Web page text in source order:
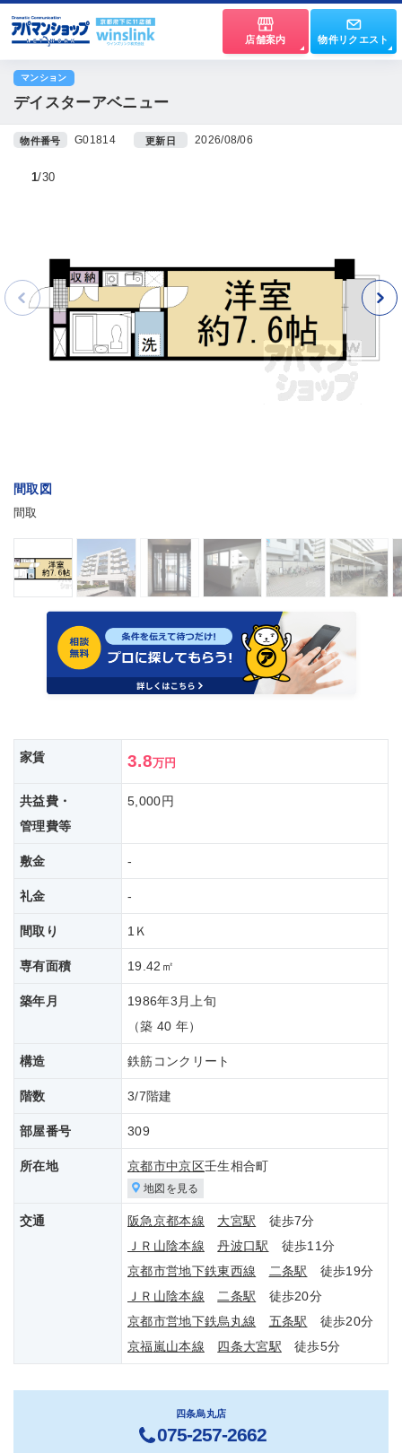
店舗案内 物件リクエスト
マンション
デイスターアベニュー
物件番号 G01814 更新日 2026/08/06
間取図
間取
1 30
家賃 3.8万円
共益費・
管理費等
5,000円
敷金 -
礼金 -
間取り 1Ｋ
専有面積 19.42㎡
築年月
1986年3月上旬
（築 40 年）
構造 鉄筋コンクリート
階数 3/7階建
部屋番号 309
所在地 京都市中京区壬生相合町
地図を見る
交通 阪急京都本線 大宮駅 徒歩7分
ＪＲ山陰本線
丹波口駅 徒歩11分
京都市営地下鉄東西線
二条駅 徒歩19分
ＪＲ山陰本線
二条駅 徒歩20分
京都市営地下鉄烏丸線
五条駅 徒歩20分
京福嵐山本線
四条大宮駅 徒歩5分
四条烏丸店
075-257-2662